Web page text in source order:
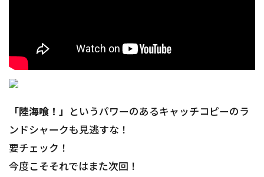
「陸海喰！」
というパワーのあるキャッチコピーのラ
ンドシャークも見逃すな！
要チェック！
今度こそそれではまた次回！